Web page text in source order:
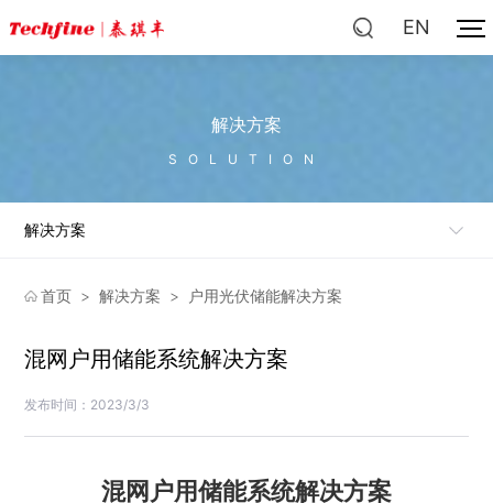
EN
解决方案
SOLUTION
解决方案
首页 >解决方案 > 户用光伏储能解决方案
混网户用储能系统解决方案
发布时间：2023/3/3
混网户用储能系统解决方案